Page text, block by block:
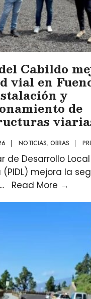
Cabildo
vial en
y
de
| NOTICIAS, OBRAS |
de Desarrollo
(PIDL) mejora la
... Read More →